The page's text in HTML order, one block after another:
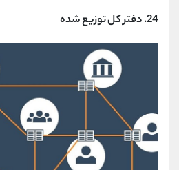
24. دفتر کل توزیع شده